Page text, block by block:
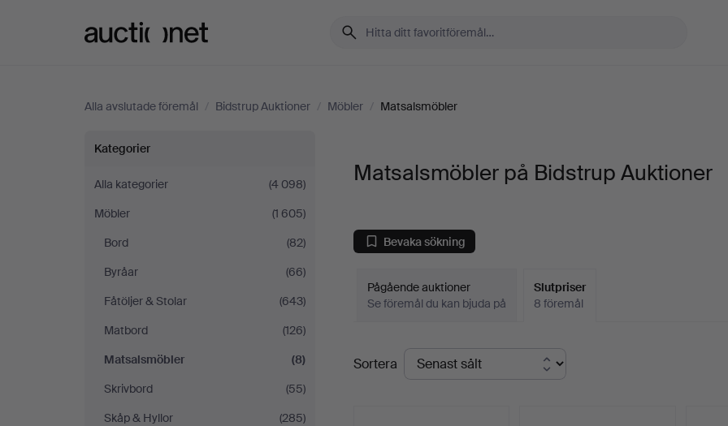
Alla avslutade föremål / Bidstrup Auktioner / Möbler / Matsalsmöbler
Matsalsmöbler
på
Bidstrup
Auktioner
Kategorier
Alla kategorier
(4 098)
Möbler
(1 605)
Bord
(82)
Byråar
(66)
Fåtöljer & Stolar
(643)
Matbord
(126)
Matsalsmöbler
(8)
Skrivbord
(55)
Skåp & Hyllor
(285)
Matsalsmöbler på Bidstrup Auktioner
Bevaka sökning
Pågående auktioner
Se föremål du kan bjuda på
Slutpriser
8 föremål
Slutpriser
Sortera